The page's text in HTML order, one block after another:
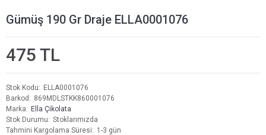
Gümüş 190 Gr Draje ELLA0001076
475 TL
Stok Kodu
ELLA0001076
Barkod
869MDLSTKK860001076
Marka
Ella Çikolata
Stok Durumu
Stoklarımızda
Tahmini Kargolama Süresi
1-3 gün